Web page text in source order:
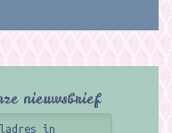
nieuwsbrief